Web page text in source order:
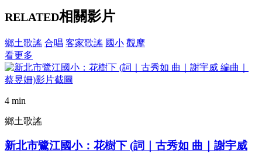
RELATED相關影片
鄉土歌謠 合唱 客家歌謠 國小 觀摩
看更多
4 min
鄉土歌謠
新北市鷺江國小：花樹下 (詞｜古秀如 曲｜謝宇威